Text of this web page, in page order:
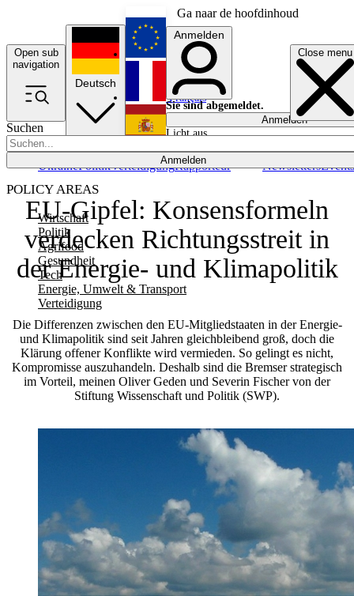
Ga naar de hoofdinhoud
Open sub
navigation
Close menu
Suchen
Anmelden
POLICY AREAS
Wirtschaft
Politik
Agrifood
Gesundheit
Tech
Energie, Umwelt & Transport
Verteidigung
UkrainePolitikVerteidigungRapporteur NewslettersEvents
Deutsch
English
Français
Anmelden
Sie sind abgemeldet.
Anmelden
Licht aus
EU-Gipfel: Konsensformeln
verdecken Richtungsstreit in
der Energie- und Klimapolitik
Die Differenzen zwischen den EU-Mitgliedstaaten in der Energie-
und Klimapolitik sind seit Jahren gleichbleibend groß, doch die
Klärung offener Konflikte wird vermieden. So gelingt es nicht,
Kompromisse auszuhandeln. Deshalb sind die Bremser strategisch
im Vorteil, meinen Oliver Geden und Severin Fischer von der
Stiftung Wissenschaft und Politik (SWP).